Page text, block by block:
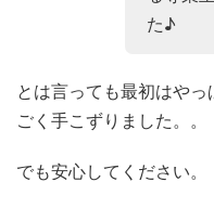
た♪
とは言っても最初はや
ごく手こずりました。。
でも安心してください。